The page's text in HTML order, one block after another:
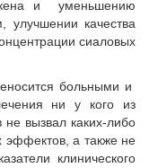
и уменьшению
улучшении качества
сиаловых
больными и
ни у кого из
вызвал каких-либо
а также не
клинического